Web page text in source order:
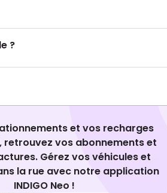
?
et vos recharges
retrouvez vos abonnements et
Gérez vos véhicules et
la rue avec notre application
INDIGO Neo !